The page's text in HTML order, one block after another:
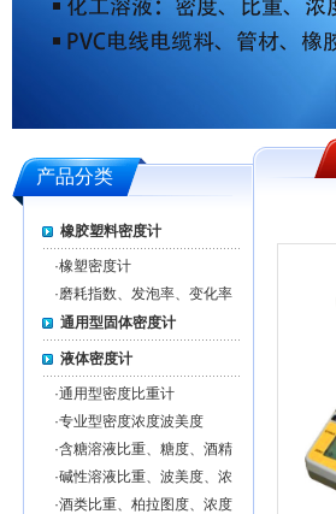
产品分类
橡胶塑料密度计
·橡塑密度计
·磨耗指数、发泡率、变化率
通用型固体密度计
液体密度计
·通用型密度比重计
·专业型密度浓度波美度
·含糖溶液比重、糖度、酒精
度、浓度测试仪
·碱性溶液比重、波美度、浓
度测试仪
·酒类比重、柏拉图度、浓度